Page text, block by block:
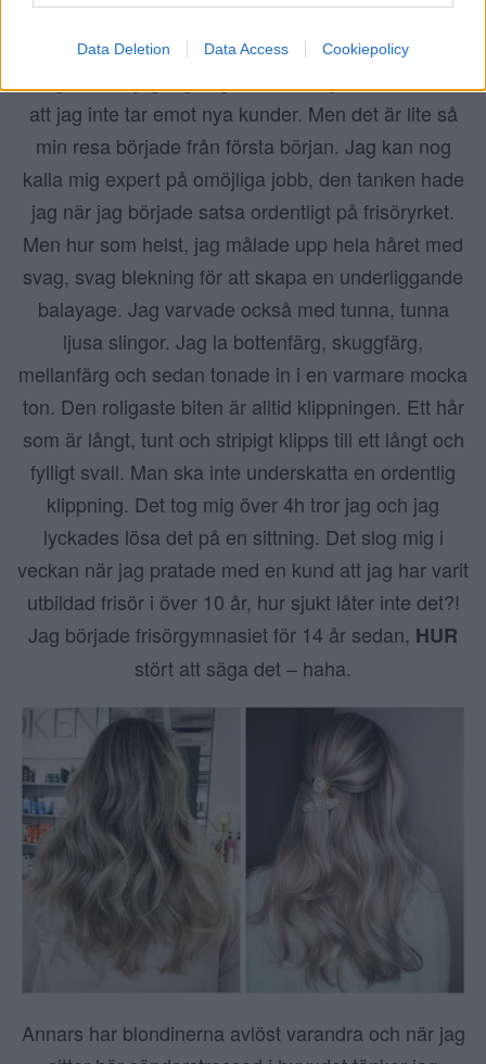
Data Deletion Data Access Cookiepolicy
utgånsläget, haha. Frisör-skräck, håret har aldrig
blivit klippt, hemmafärgat konstant i flera år. Det var
att jag inte tar emot nya kunder. Men det är lite så
min resa började från första början. Jag kan nog
kalla mig expert på omöjliga jobb, den tanken hade
jag när jag började satsa ordentligt på frisöryrket.
Men hur som helst, jag målade upp hela håret med
svag, svag blekning för att skapa en underliggande
balayage. Jag varvade också med tunna, tunna
ljusa slingor. Jag la bottenfärg, skuggfärg,
mellanfärg och sedan tonade in i en varmare mocka
ton. Den roligaste biten är alltid klippningen. Ett hår
som är långt, tunt och stripigt klipps till ett långt och
fylligt svall. Man ska inte underskatta en ordentlig
klippning. Det tog mig över 4h tror jag och jag
lyckades lösa det på en sittning. Det slog mig i
veckan när jag pratade med en kund att jag har varit
utbildad frisör i över 10 år, hur sjukt låter inte det?!
Jag började frisörgymnasiet för 14 år sedan, HUR
stört att säga det – haha.
Annars har blondinerna avlöst varandra och när jag